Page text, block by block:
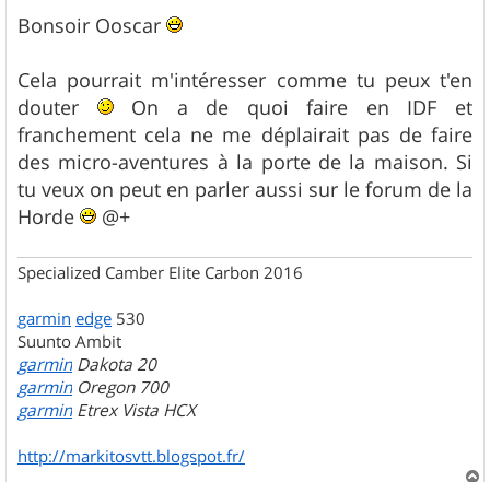
s
s
g
e
Bonsoir Ooscar
Cela pourrait m'intéresser comme tu peux t'en
douter
On a de quoi faire en IDF et
franchement cela ne me déplairait pas de faire
des micro-aventures à la porte de la maison. Si
tu veux on peut en parler aussi sur le forum de la
Horde
@+
Specialized Camber Elite Carbon 2016
garmin edge 530
Suunto Ambit
garmin Dakota 20
garmin Oregon 700
garmin Etrex Vista HCX
http://markitosvtt.blogspot.fr/